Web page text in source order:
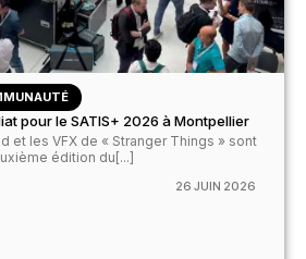
pour le SATIS+ 2026 à Montpellier
et les VFX de « Stranger Things » sont
édition du[...]
26 JUIN 2026